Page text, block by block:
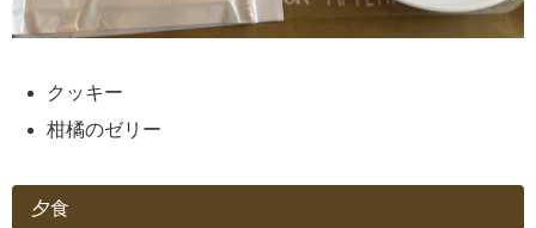
クッキー
柑橘のゼリー
夕食